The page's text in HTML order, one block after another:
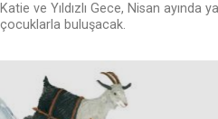
Katie ve Yıldızlı Gece, Nisan ayında
çocuklarla buluşacak.